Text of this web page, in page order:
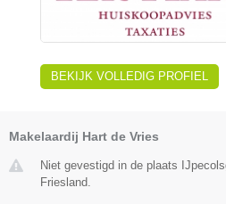
BEKIJK VOLLEDIG PROFIEL
Makelaardij Hart de Vries
Niet gevestigd in de plaats
Friesland.